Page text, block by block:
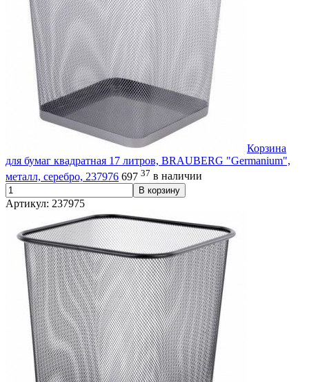
Корзина
для бумаг квадратная 17 литров, BRAUBERG "Germanium",
металл, серебро, 237976 697 37 в наличии
В корзину
Артикул: 237975